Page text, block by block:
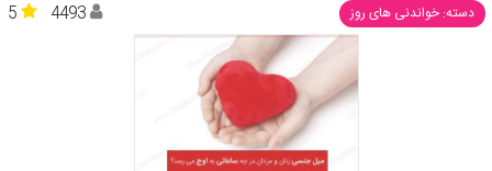
دسته: خواندنی های روز 5 4493